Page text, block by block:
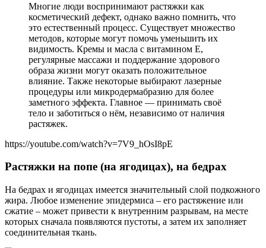
Многие люди воспринимают растяжки как
косметический дефект, однако важно помнить, что
это естественный процесс. Существует множество
методов, которые могут помочь уменьшить их
видимость. Кремы и масла с витамином E,
регулярные массажи и поддержание здорового
образа жизни могут оказать положительное
влияние. Также некоторые выбирают лазерные
процедуры или микродермабразию для более
заметного эффекта. Главное — принимать своё
тело и заботиться о нём, независимо от наличия
растяжек.
https://youtube.com/watch?v=7V9_hOsI8pE
Растяжки на попе (на ягодицах), на бедрах
На бедрах и ягодицах имеется значительный слой подкожного
жира. Любое изменение эпидермиса – его растяжение или
сжатие – может привести к внутренним разрывам, на месте
которых сначала появляются пустоты, а затем их заполняет
соединительная ткань.